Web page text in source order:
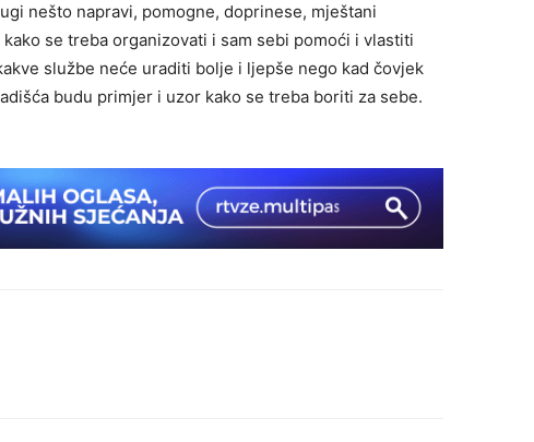
nešto napravi, pomogne, doprinese, mještani
se treba organizovati i sam sebi pomoći i vlastiti
službe neće uraditi bolje i ljepše nego kad čovjek
budu primjer i uzor kako se treba boriti za sebe.